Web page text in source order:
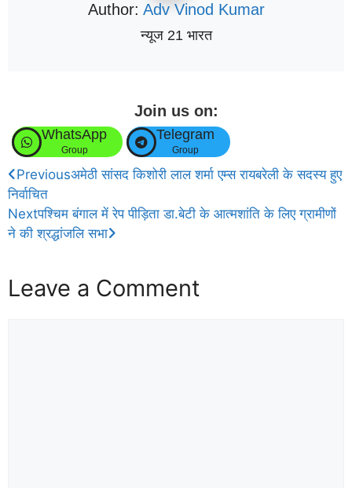
Author: Adv Vinod Kumar
न्यूज 21 भारत
Join us on:
WhatsApp
Group
Telegram
Group
Previousअमेठी सांसद किशोरी लाल शर्मा एम्स रायबरेली के सदस्य हुए
निर्वाचित
Nextपश्चिम बंगाल में रेप पीड़िता डा.बेटी के आत्मशांति के लिए ग्रामीणों
ने की श्रद्धांजलि सभा
Leave a Comment